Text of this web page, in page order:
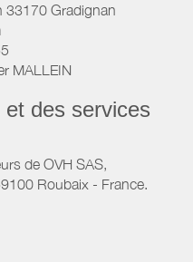
33170 Gradignan
MALLEIN
des services
de OVH SAS,
Roubaix - France.